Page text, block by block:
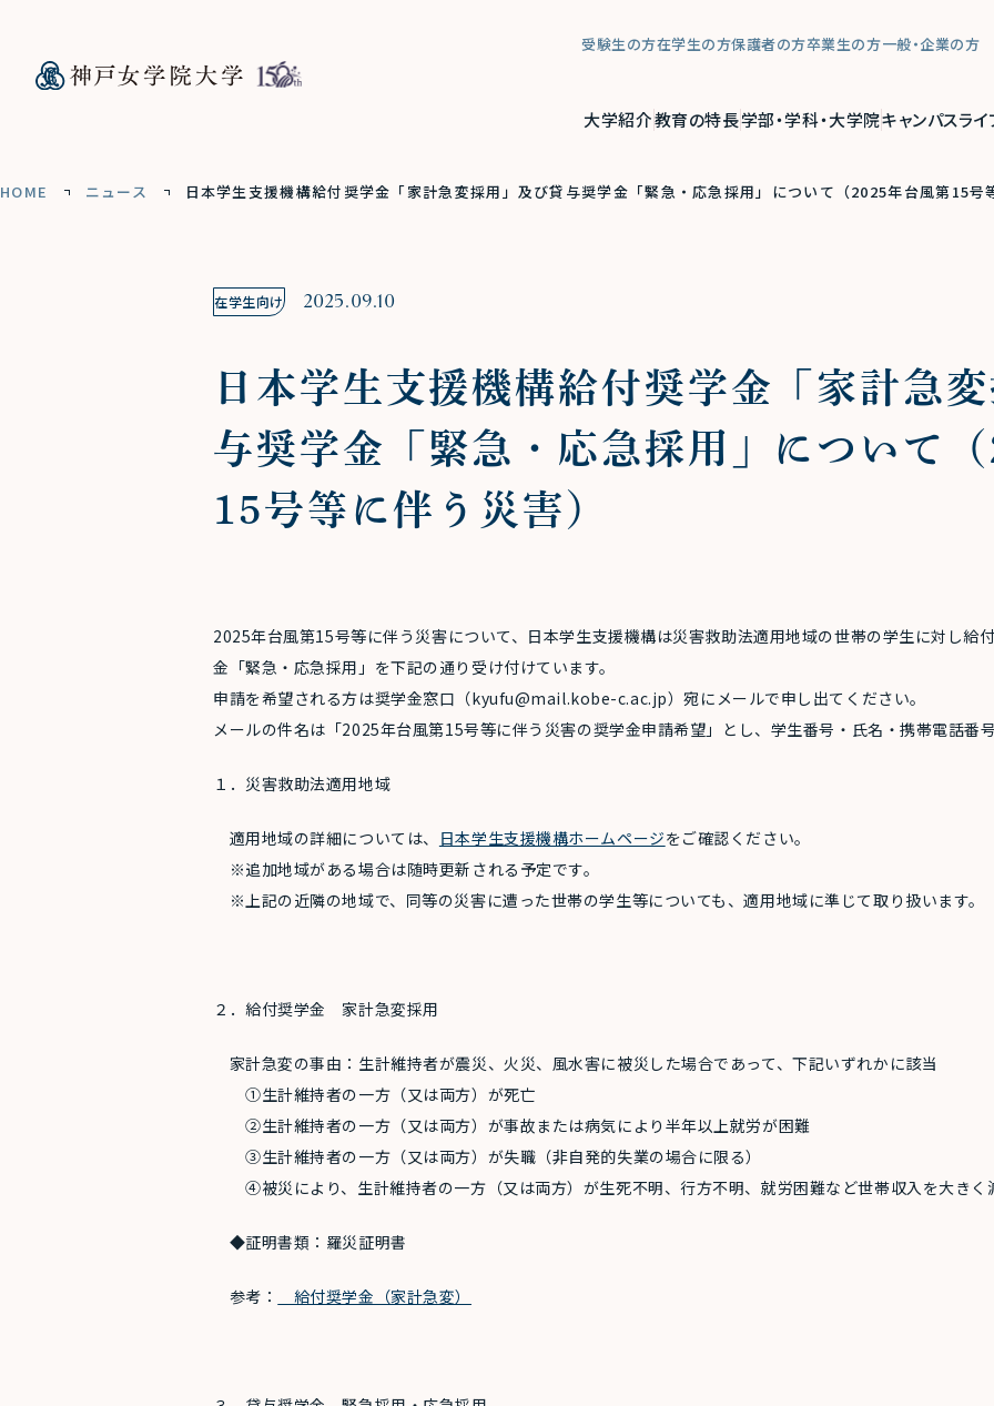
受験生の方在学生の方保護者の方卒業生の方一般・企業の方
大学紹介教育の特長学部・学科・大学院キャンパスライ
HOME ニュース 日本学生支援機構給付奨学金「家計急変採用」及び貸与奨学金「緊急・応急採用」について（2025年台風第15号
在学生向け 2025.09.10
日本学生支援機構給付奨学金「家計急
与奨学金「緊急・応急採用」について
15号等に伴う災害）
2025年台風第15号等に伴う災害について、日本学生支援機構は災害救助法適用地域の世帯の学生に対し給
金「緊急・応急採用」を下記の通り受け付けています。
申請を希望される方は奨学金窓口（kyufu@mail.kobe-c.ac.jp）宛にメールで申し出てください。
メールの件名は「2025年台風第15号等に伴う災害の奨学金申請希望」とし、学生番号・氏名・携帯電話番
１．災害救助法適用地域
適用地域の詳細については、 日本学生支援機構ホームページをご確認ください。
※追加地域がある場合は随時更新される予定です。
※上記の近隣の地域で、同等の災害に遭った世帯の学生等についても、適用地域に準じて取り扱います。
２．給付奨学金 家計急変採用
家計急変の事由：生計維持者が震災、火災、風水害に被災した場合であって、下記いずれかに該当
①生計維持者の一方（又は両方）が死亡
②生計維持者の一方（又は両方）が事故または病気により半年以上就労が困難
③生計維持者の一方 （又は両方）が失職（非自発的失業の場合に限る）
④被災により、生計維持者の一方（又は両方）が生死不明、行方不明、就労困難など世帯収入を大きく
◆証明書類：羅災証明書
参考： 給付奨学金（家計急変）